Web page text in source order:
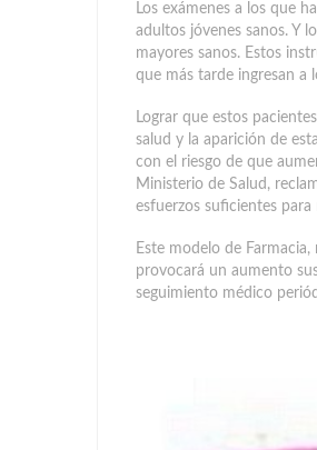
Los exámenes a los que
adultos jóvenes sanos. Y
mayores sanos. Estos
que más tarde ingresan a
Lograr que estos
salud y la aparición de
con el riesgo de que
Ministerio de Salud,
esfuerzos suficientes
Este modelo de
provocará un aumento
seguimiento médico